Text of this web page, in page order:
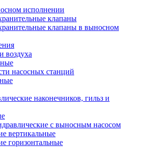
исполнении
клапаны
клапаны в выносном
воздуха
насосных станций
наконечников, гильз и
с выносным насосом
вертикальные
горизонтальные